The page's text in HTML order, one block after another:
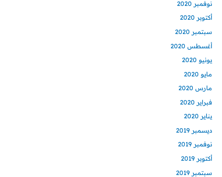
نوفمبر 2020
أكتوبر 2020
سبتمبر 2020
أغسطس 2020
يونيو 2020
مايو 2020
مارس 2020
فبراير 2020
يناير 2020
ديسمبر 2019
نوفمبر 2019
أكتوبر 2019
سبتمبر 2019